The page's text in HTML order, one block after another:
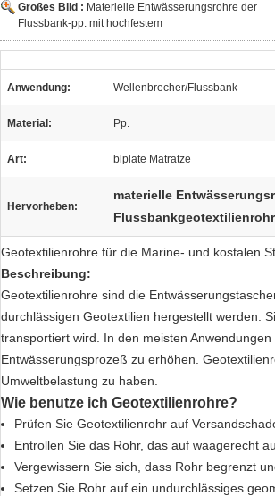
Großes Bild : Materielle Entwässerungsrohre der
Flussbank-pp. mit hochfestem
Anwendung: Wellenbrecher/Flussbank
Material: Pp.
Art: biplate Matratze
Hervorheben:
materielle
Geotextilienrohre für die Marine- und kostalen
Beschreibung:
Geotextilienrohre sind die
durchlässigen Geotextilien hergestellt werden.
transportiert wird. In den meisten
Entwässerungsprozeß zu erhöhen.
Umweltbelastung zu haben.
Wie benutze ich Geotextilienrohre?
Prüfen Sie Geotextilienrohr auf
Entrollen Sie das Rohr, das auf waagerecht
Vergewissern Sie sich, dass Rohr begrenzt
Setzen Sie Rohr auf ein undurchlässiges